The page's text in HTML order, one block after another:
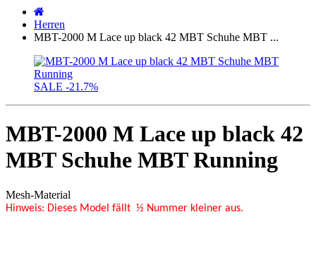
Herren
MBT-2000 M Lace up black 42 MBT Schuhe MBT ...
SALE -21.7%
MBT-2000 M Lace up black 42
MBT Schuhe MBT Running
Mesh-Material
Hinweis: Dieses Model fällt ½ Nummer kleiner aus.